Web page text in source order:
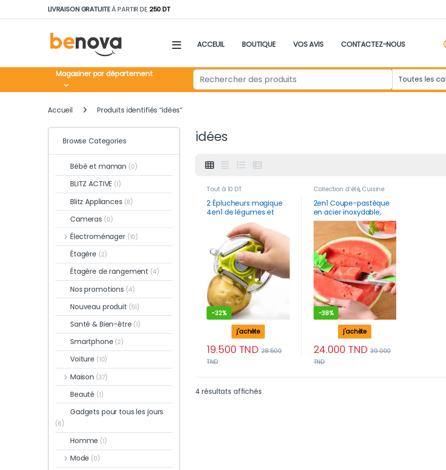
Skip to navigation
Skip to contentLIVRAISON GRATUITEÀ PARTIR DE 250 DT
ACCEUIL BOUTIQUE VOS AVIS CONTACTEZ-NOUS
Magasiner par département Search for:
Accueil Produits identifiés “idées”
idées
Tout à 10 DT
2 Éplucheurs magique
4en1 de légumes et
Fruits en acier
inoxydable
-32%
19.500 TND 28.500
TND
j'achète
Collection d’été, Cuisine
2en1 Coupe-pastèque
en acier inoxydable,
coupe-vent, pour
-38%
24.000 TND 39.000
TND
j'achète
4 résultats affichésTrié du plus récent au plus ancien
Browse Categories
Bébé et maman (0)
BLITZ ACTIVE (1)
Blitz Appliances (8)
Cameras (0)
Électroménager (10)
Étagère (2)
Étagère de rangement (4)
Nos promotions (4)
Nouveau produit (51)
Santé & Bien-être (1)
Smartphone (2)
Voiture (10)
Maison (37)
Beauté (1)
Gadgets pour tous les jours
(6)
Homme (1)
Mode (0)